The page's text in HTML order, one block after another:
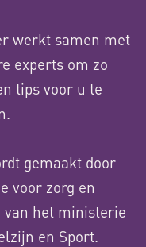
werkt samen met
experts om zo
tips voor u te
gemaakt door
voor zorg en
van het ministerie
en Sport.